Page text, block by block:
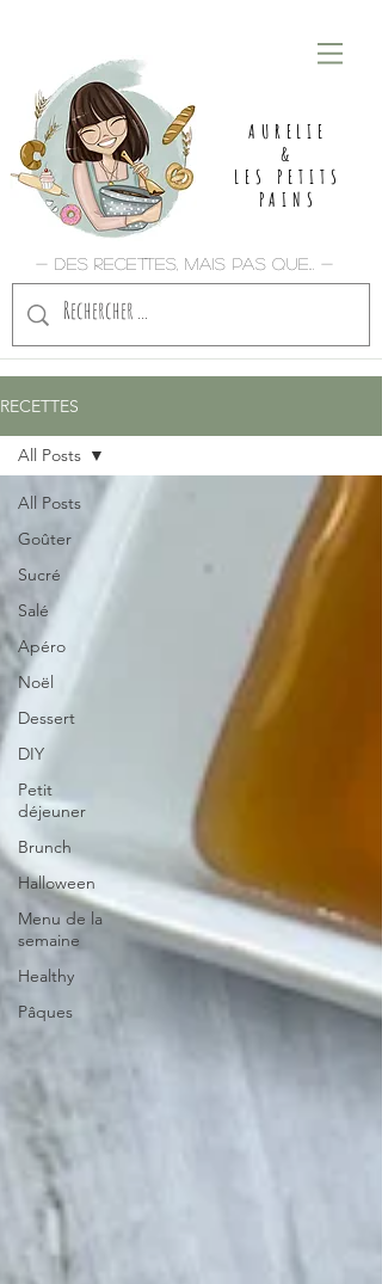
AURELIE
&
LES PETITS
PAINS
- Des recettes, mais pas que... -
RECETTES
All Posts
Goûter
Sucré
Salé
Apéro
Noël
Dessert
DIY
Petit
déjeuner
Brunch
Halloween
Menu de la
semaine
Healthy
Pâques
All Posts